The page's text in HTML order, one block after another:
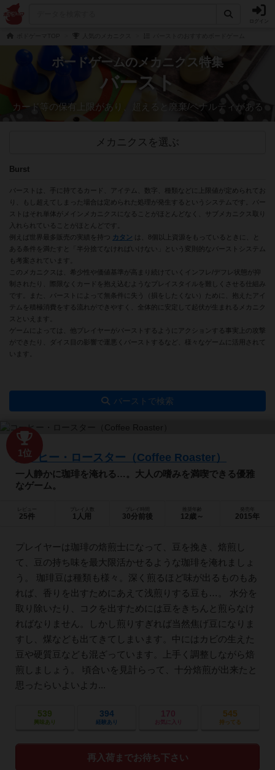
ボードゲームのメカニクス特集
バースト
カード等の保有上限があり、超えると廃棄/ペナルティがある
メカニクスを選ぶ
Burst
バーストは、手に持てるカード、アイテム、数字、種類などに上限値が定められてお
り、もし超えてしまった場合は定められた処理が発生するというシステムです。バー
ストはそれ単体がメインメカニクスになることがほとんどなく、サブメカニクス取り
入れられていることがほとんどです。
例えば世界最多販売の実績を持つ カタン
は、8個以上資源をもっているときに、と
ある条件を満たすと「半分捨てなければいけない」という変則的なバーストシステム
も考案されています。
このメカニクスは、希少性や価値基準が高まり続けていくインフレ/デフレ状態が抑
制されたり、際限なくカードを抱え込むようなプレイスタイルを難しくさせる仕組み
です。また、バーストによって無条件に失う（損をしたくない）ために、抱えたアイ
テムを積極消費をする流れができやすく、全体的に安定して起伏が生まれるメカニク
スといえます。
ゲームによっては、他プレイヤーがバーストするようにアクションする事実上の攻撃
ができたり、ダイス目の影響で運悪くバーストするなど、様々なゲームに活用されて
います。
バーストで検索
1位
コーヒー・ロースター（Coffee Roaster）
一人静かに珈琲を淹れる…。大人の嗜みを満喫できる優雅
なゲーム。
25件
プレイ人数
1人用 30分前後 12歳～ 2015年
プレイヤーは珈琲の焙煎士になって、豆を挽き、焙煎し
て、豆の持ち味を最大限活かせるような珈琲を淹れましょ
う。 珈琲豆は種類も様々。深く煎るほど味が出るものもあ
れば、香りを出すためにあえて浅煎りする豆も…。 水分を
取り除いたり、コクを出すためには豆をきちんと煎らなけ
ればなりません。しかし煎りすぎれば当然焦げ豆になりま
すし、煤なども出てきてしまいます。中にはカビの生えた
豆や硬質豆なども混ざっています。上手く調整しながら焙
煎しましょう。 頃合いを見計らって、十分焙煎が出来たと
思ったらいよいよカ...
539
興味あり
394
経験あり
170
お気に入り
545
持ってる
再入荷までお待ち下さい